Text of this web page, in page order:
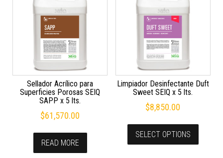
Sellador Acrílico para
Superficies Porosas SEIQ
SAPP x 5 lts.
$61,570.00
READ MORE
Limpiador Desinfectante Duft
Sweet SEIQ x 5 lts.
$8,850.00
SELECT OPTIONS